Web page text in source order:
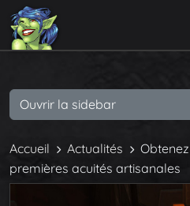
Accueil Actualités
premières acuités artisanales
Ouvrir la sidebar